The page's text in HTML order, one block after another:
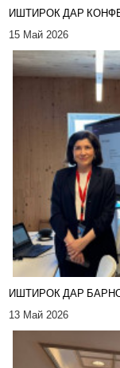
ИШТИРОК ДАР
15 Май 2026
ИШТИРОК ДАР
13 Май 2026